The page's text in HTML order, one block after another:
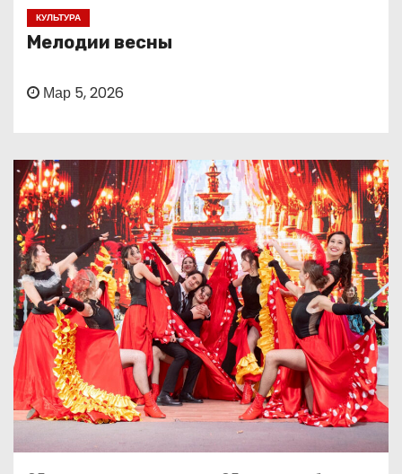
КУЛЬТУРА
Мелодии весны
Мар 5, 2026